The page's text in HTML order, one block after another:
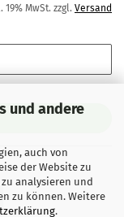
und andere
auch von
der Website zu
analysieren und
zu können. Weitere
.
19% MwSt. zzgl. Versand